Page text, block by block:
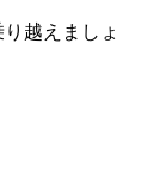
越えましょ